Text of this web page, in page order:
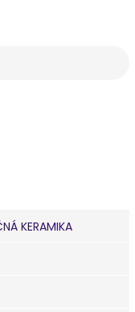
KERAMIKA